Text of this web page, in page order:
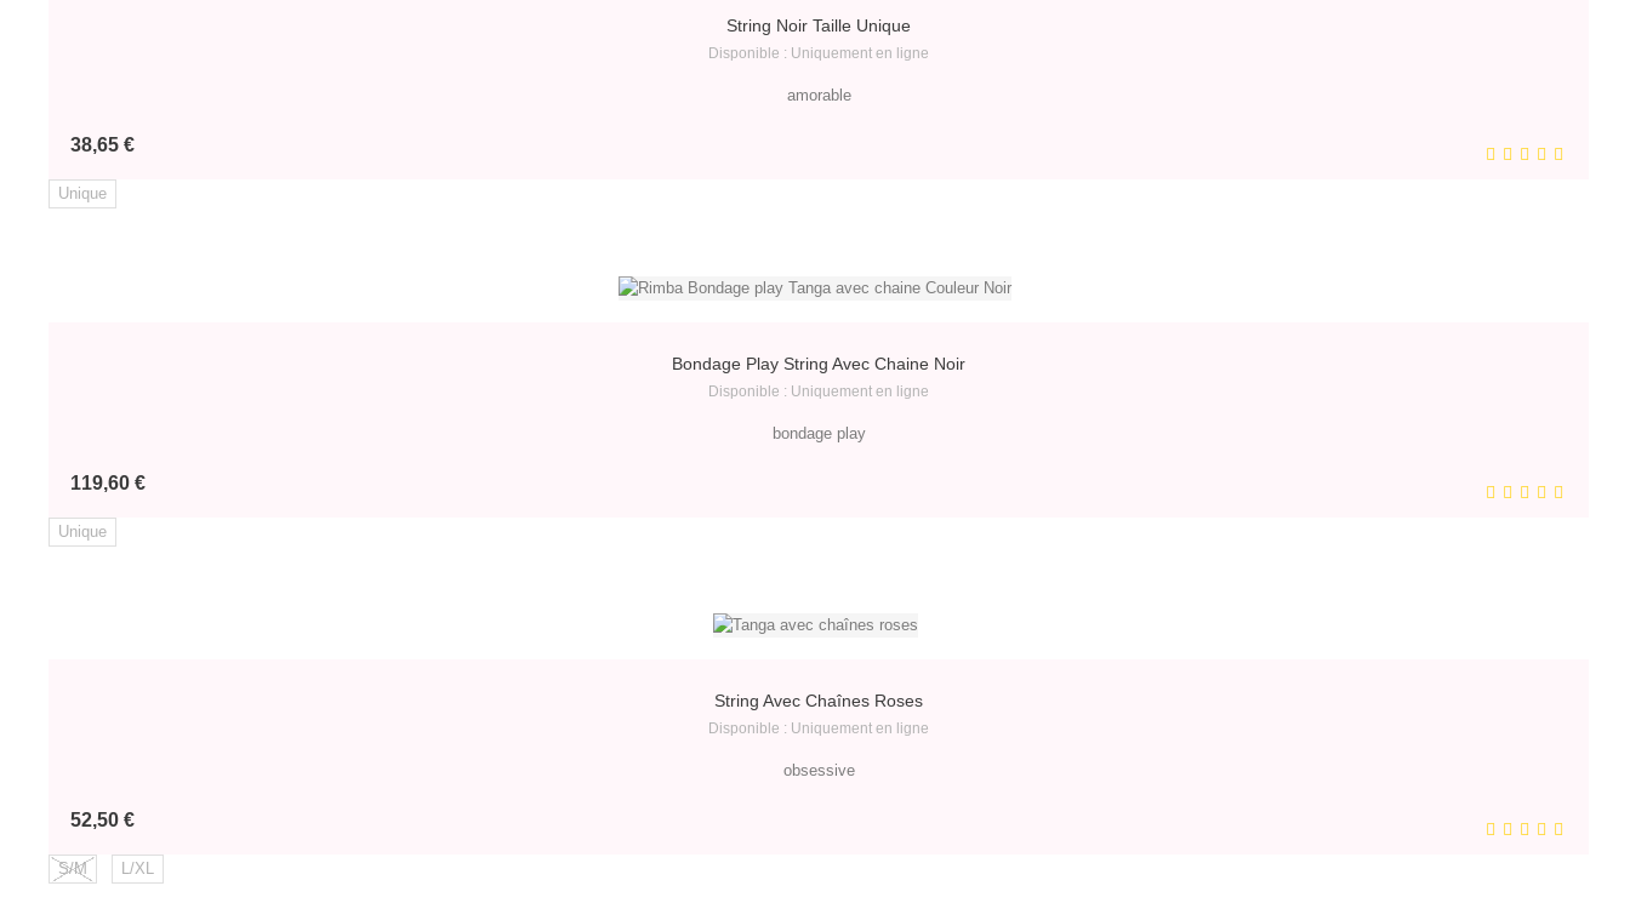
String Noir Taille Unique
Disponible : Uniquement en ligne
amorable
38,65 €Prix
Unique
Bondage Play String Avec Chaine Noir
Disponible : Uniquement en ligne
bondage play
119,60 €Prix
Unique
String Avec Chaînes Roses
Disponible : Uniquement en ligne
obsessive
52,50 €Prix
S/M L/XL